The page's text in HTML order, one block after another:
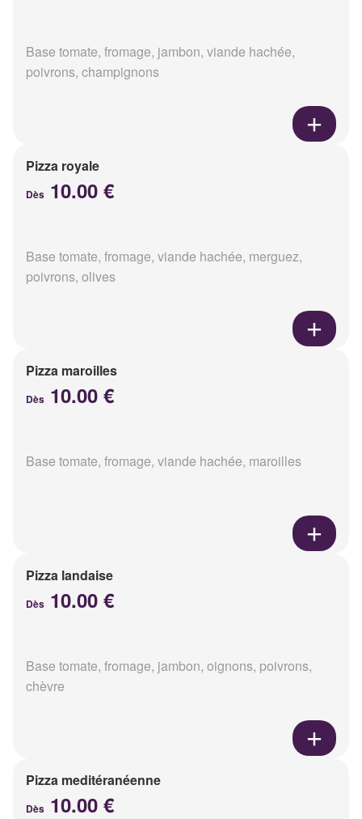
Base tomate, fromage, jambon, viande hachée,
poivrons, champignons
Pizza royale
Dès 10.00 €
Base tomate, fromage, viande hachée, merguez,
poivrons, olives
Pizza maroilles
Dès 10.00 €
Base tomate, fromage, viande hachée, maroilles
Pizza landaise
Dès 10.00 €
Base tomate, fromage, jambon, oignons, poivrons,
chèvre
Pizza meditéranéenne
Dès 10.00 €